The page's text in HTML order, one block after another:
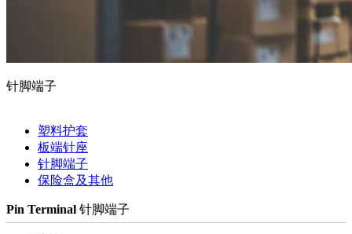
针脚端子
塑料护套
板端针座
针脚端子
保险盒及其他
Pin Terminal 针脚端子